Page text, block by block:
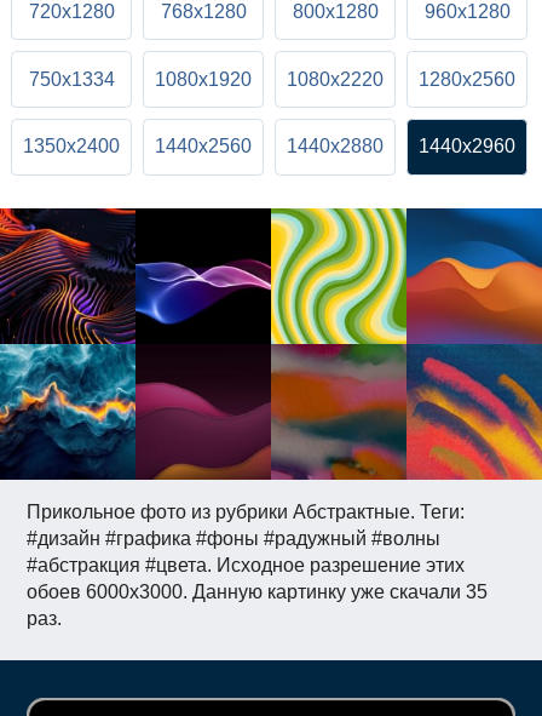
Прикольное фото из рубрики Абстрактные. Теги:
#дизайн #графика #фоны #радужный #волны
#абстракция #цвета. Исходное разрешение этих
обоев 6000x3000. Данную картинку уже скачали 35
раз.
720x1280 768x1280 800x1280 960x1280
750x1334 1080x1920 1080x2220 1280x2560
1350x2400 1440x2560 1440x2880 1440x2960